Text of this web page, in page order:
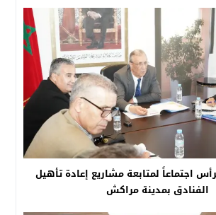
اجتماعاً لمتابعة مشاريع إعادة تأهيل
الفنادق بمدينة مراكش